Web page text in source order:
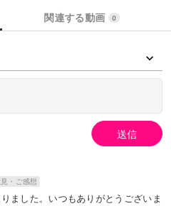
関連する動画 0
送信
・ご感想
ました。いつもありがとうございま